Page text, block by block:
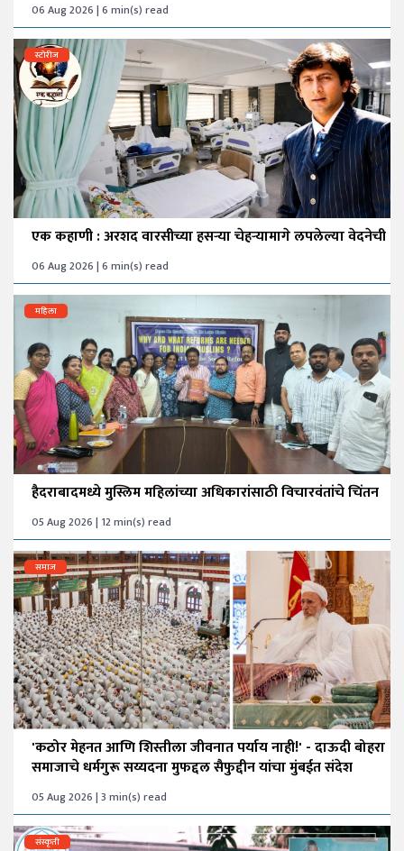
06 Aug 2026 | 6 min(s) read
स्टोरीज
एक कहाणी : अरशद वारसीच्या हसऱ्या चेहऱ्यामागे लपलेल्या वेदनेची
06 Aug 2026 | 6 min(s) read
महिला
हैदराबादमध्ये मुस्लिम महिलांच्या अधिकारांसाठी विचारवंतांचे चिंतन
05 Aug 2026 | 12 min(s) read
समाज
'कठोर मेहनत आणि शिस्तीला जीवनात पर्याय नाही!' - दाऊदी बोहरा
समाजाचे धर्मगुरू सय्यदना मुफद्दल सैफुद्दीन यांचा मुंबईत संदेश
05 Aug 2026 | 3 min(s) read
संस्कृती